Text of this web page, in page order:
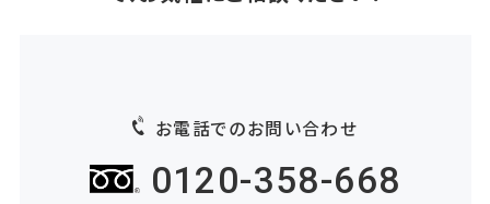
お電話でのお問い合わせ
0120-358-668